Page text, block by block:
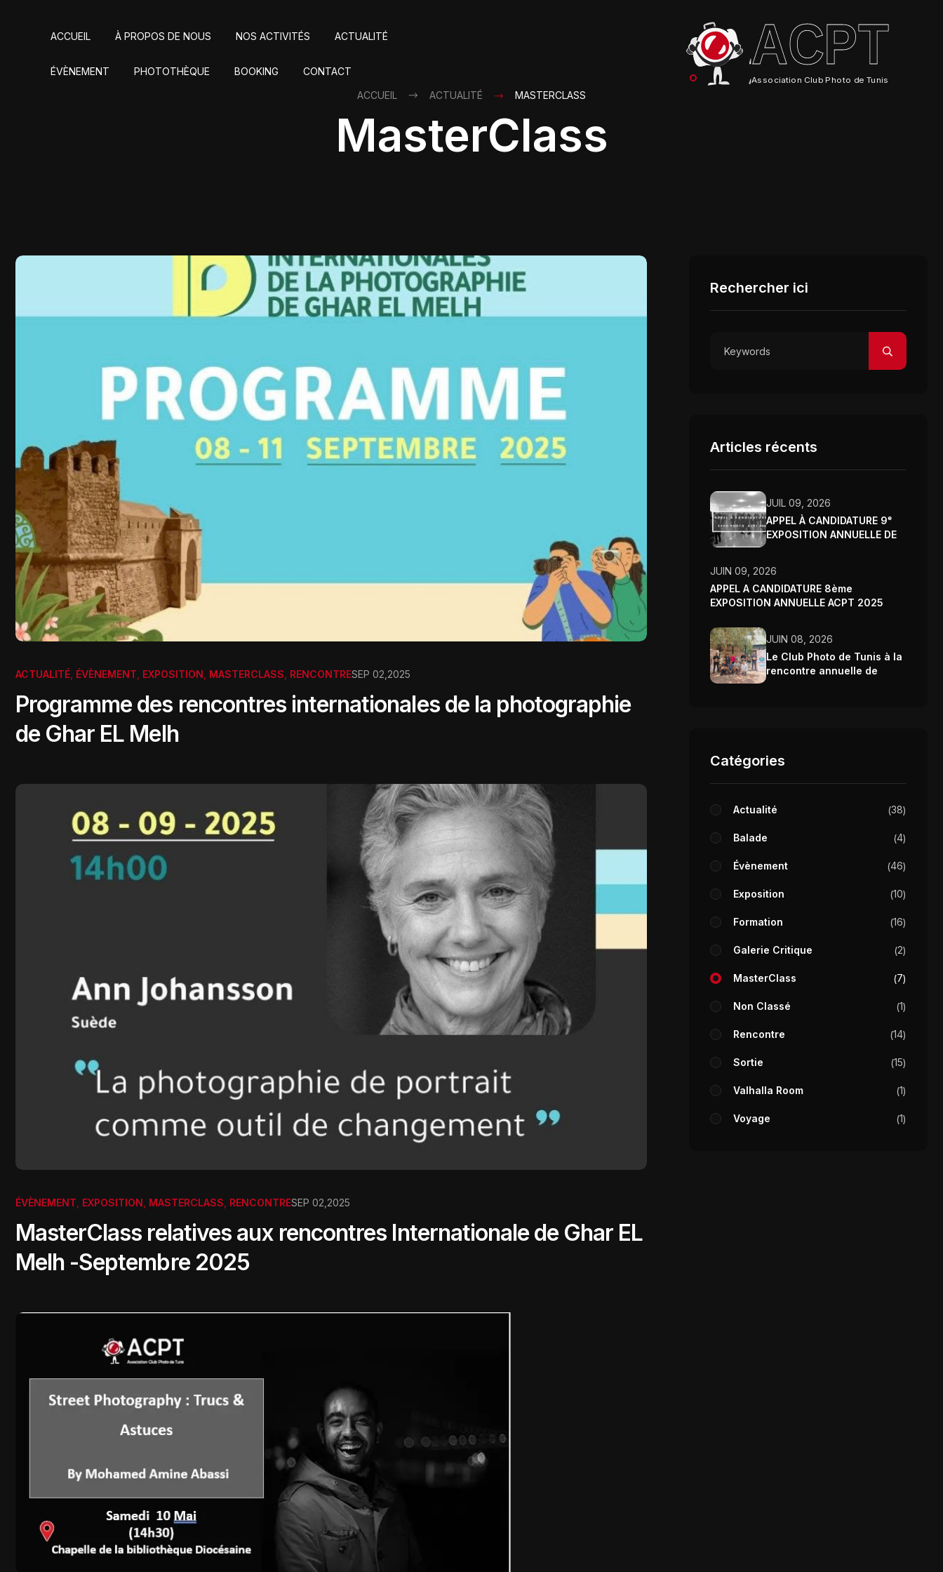
ACCUEIL À PROPOS DE NOUS NOS ACTIVITÉS ACTUALITÉ
ÉVÈNEMENT PHOTOTHÈQUE BOOKING CONTACT ACPT
Association Club Photo de Tunis
ACCUEIL ACTUALITÉ MASTERCLASS
MasterClass
ACTUALITÉ ÉVÈNEMENT EXPOSITION MASTERCLASS RENCONTRESEP 02,2025
Programme des rencontres internationales de la photographie
de Ghar EL Melh
ÉVÈNEMENT EXPOSITION MASTERCLASS RENCONTRESEP 02,2025
MasterClass relatives aux rencontres Internationale de Ghar EL
Melh -Septembre 2025
Rechercher ici
Articles récents
JUIL 09, 2026
APPEL À CANDIDATURE 9ᵉ
EXPOSITION ANNUELLE DE
JUIN 09, 2026
APPEL A CANDIDATURE 8ème
EXPOSITION ANNUELLE ACPT 2025
JUIN 08, 2026
Le Club Photo de Tunis à la
rencontre annuelle de
Catégories
Actualité 38
Balade 4
Évènement 46
Exposition 10
Formation 16
Galerie Critique 2
MasterClass 7
Non Classé 1
Rencontre 14
Sortie 15
Valhalla Room 1
Voyage 1